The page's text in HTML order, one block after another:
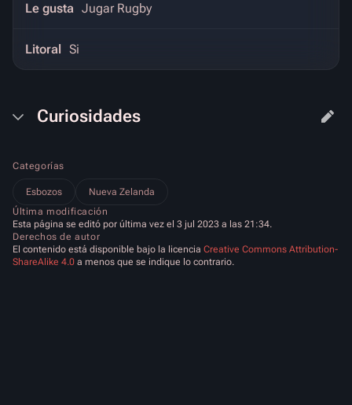
Le gusta Jugar Rugby
Litoral Si
Curiosidades
Categorías
Esbozos
Nueva Zelanda
Última modificación
Esta página se editó por última vez el 3 jul 2023 a las 21:34.
Derechos de autor
El contenido está disponible bajo la licencia Creative Commons Attribution-
ShareAlike 4.0 a menos que se indique lo contrario.